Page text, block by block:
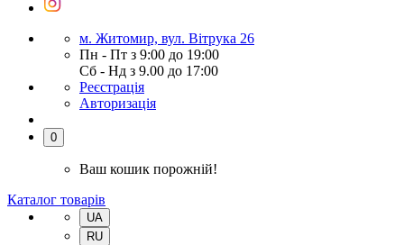
м. Житомир, вул. Вітрука 26
Пн - Пт з 9:00 до 19:00
Сб - Нд з 9.00 до 17:00
Реєстрація
Авторизація
0
Ваш кошик порожній!
Каталог товарів
UA
RU